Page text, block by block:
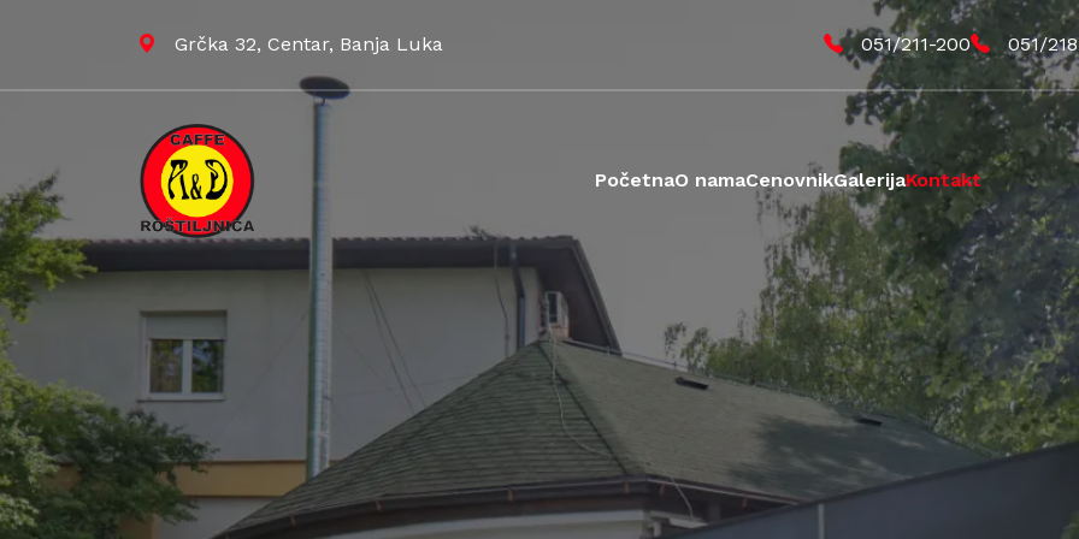
Grčka 32, Centar, Banja Luka 051/211-200 051/
PočetnaO namaCenovnikGalerijaKontakt